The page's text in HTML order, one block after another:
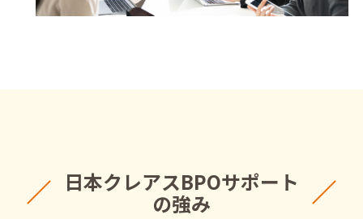
日本クレアスBPOサポート
の強み